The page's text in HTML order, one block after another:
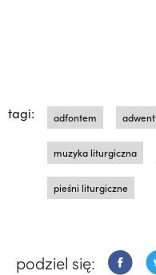
tagi: adfontem adwent
muzyka liturgiczna
pieśni liturgiczne
podziel się: